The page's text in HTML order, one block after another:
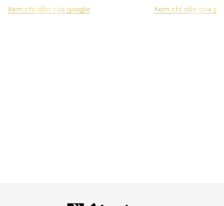
Xem chỉ dẫn của google Xem chỉ dẫn của